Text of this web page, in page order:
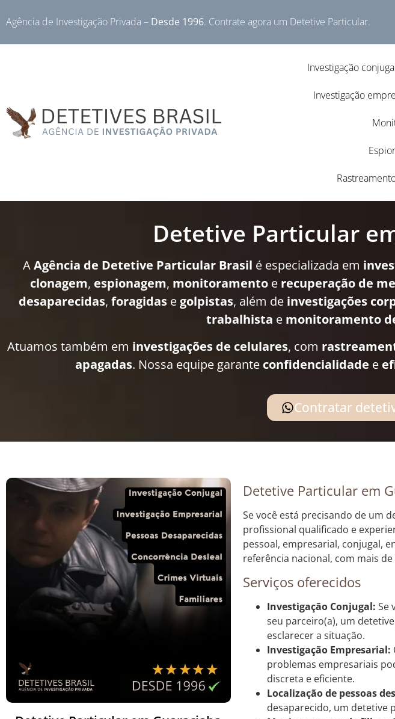
Agência de Investigação Privada – Desde 1996. Contrate agora um Detetive Particular.
Investigação
Investigação
Detetive Particular
AAgência de Detetive Particular Brasil é especializada em
clonagem, espionagem, monitoramentoe recuperação de
desaparecidas, foragidas e golpistas, além de investigações
trabalhista e monitoramento
Atuamos também em investigações de celulares, com
apagadas. Nossa equipe garante confidencialidade e
Contratar
Detetive Particular em
Se você está precisando de um
profissional qualificado e
pessoal, empresarial, conjugal,
referência nacional, com mais
Serviços oferecidos
Investigação Conjugal: Se
seu parceiro(a), um
esclarecer a situação.
Investigação Empresarial:
problemas empresariais
discreta e eficiente.
Localização de pessoas
desaparecido, um detetive